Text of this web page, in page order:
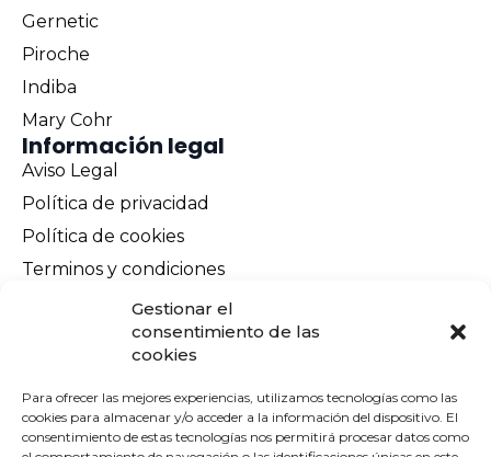
Gestionar el
consentimiento de las
cookies
Para ofrecer las mejores experiencias, utilizamos tecnologías como las
cookies para almacenar y/o acceder a la información del dispositivo. El
consentimiento de estas tecnologías nos permitirá procesar datos como
Gernetic
Piroche
Indiba
Mary Cohr
Información legal
Aviso Legal
Política de privacidad
Política de cookies
Terminos y condiciones
Envíos y devoluciones
Pago seguro